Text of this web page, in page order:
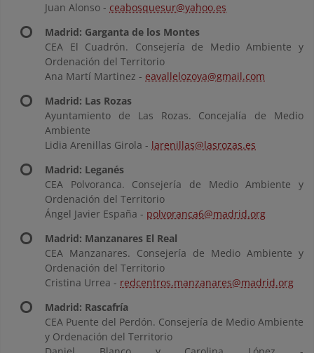
Juan Alonso - ceabosquesur@yahoo.es
Madrid: Garganta de los Montes
CEA El Cuadrón. Consejería de Medio Ambiente y
Ordenación del Territorio
Ana Martí Martinez - eavallelozoya@gmail.com
Madrid: Las Rozas
Ayuntamiento de Las Rozas. Concejalía de Medio
Ambiente
Lidia Arenillas Girola - larenillas@lasrozas.es
Madrid: Leganés
CEA Polvoranca. Consejería de Medio Ambiente y
Ordenación del Territorio
Ángel Javier España - polvoranca6@madrid.org
Madrid: Manzanares El Real
CEA Manzanares. Consejería de Medio Ambiente y
Ordenación del Territorio
Cristina Urrea - redcentros.manzanares@madrid.org
Madrid: Rascafría
CEA Puente del Perdón. Consejería de Medio Ambiente
y Ordenación del Territorio